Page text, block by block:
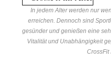
In jedem Alter werden nur
erreichen. Dennoch sind
gesünder und genießen eine
Vitalität und Unabhängigkeit
CrossFit